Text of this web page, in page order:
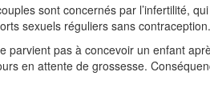
sont concernés par l’infertilité,
sexuels réguliers sans
parvient pas à concevoir un enfant
en attente de grossesse.